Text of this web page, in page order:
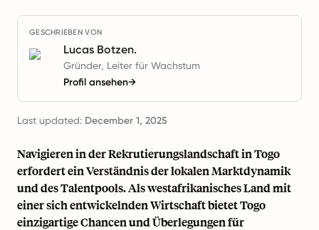
GESCHRIEBEN VON
Lucas Botzen.
Gründer, Leiter für Wachstum
Profil ansehen→
Last updated: December 1, 2025
Navigieren in der Rekrutierungslandschaft in Togo
erfordert ein Verständnis der lokalen Marktdynamik
und des Talentpools. Als westafrikanisches Land mit
einer sich entwickelnden Wirtschaft bietet Togo
einzigartige Chancen und Überlegungen für